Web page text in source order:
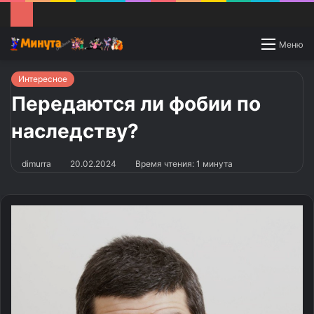
Меню
Switch
Интересное
Передаются ли фобии по
наследству?
dimurra 20.02.2024 Время чтения: 1 минута